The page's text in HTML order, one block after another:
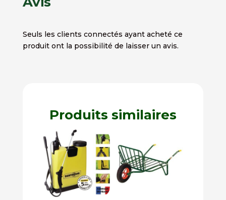
Seuls les clients connectés ayant acheté ce
produit ont la possibilité de laisser un avis.
Produits similaires